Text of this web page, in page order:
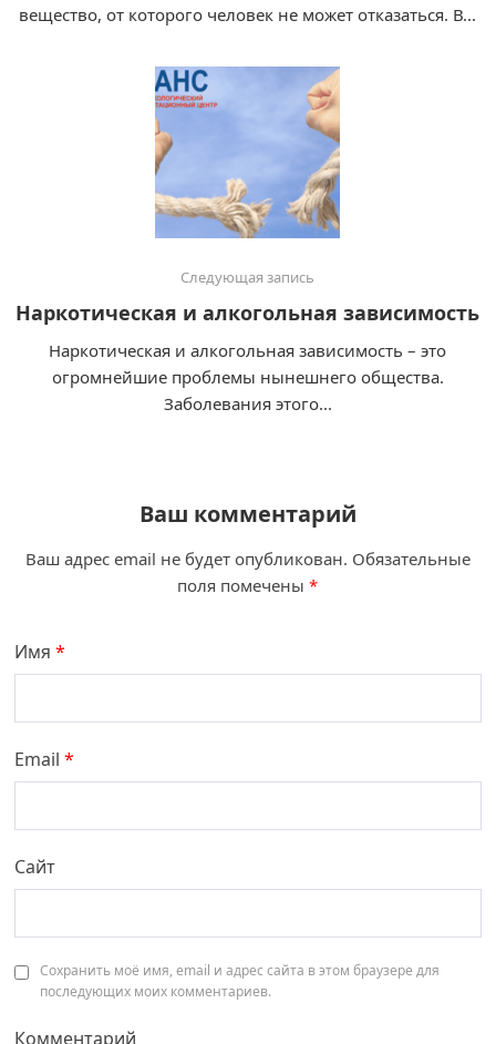
вещество, от которого человек не может отказаться. В...
Следующая запись
Наркотическая и алкогольная зависимость
Наркотическая и алкогольная зависимость – это
огромнейшие проблемы нынешнего общества.
Заболевания этого...
Ваш комментарий
Ваш адрес email не будет опубликован. Обязательные
поля помечены*
Имя*
Email*
Сайт
Сохранить моё имя, email и адрес сайта в этом браузере для
последующих моих комментариев.
Комментарий